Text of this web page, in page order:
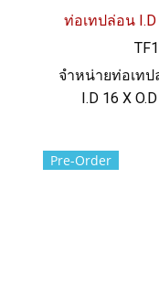
ท่อเทปล่อน I.D
จำหน่ายท่อเทป
I.D 16 X
ทนสารเคมี ฟู้ด
Pre-Order